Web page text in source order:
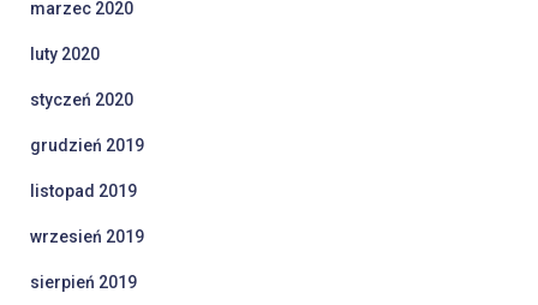
marzec 2020
luty 2020
styczeń 2020
grudzień 2019
listopad 2019
wrzesień 2019
sierpień 2019